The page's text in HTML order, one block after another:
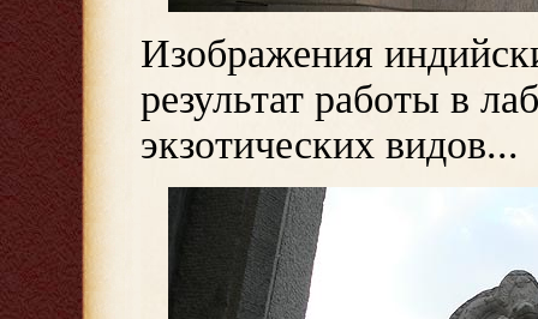
Изображения
результат работы в
экзотических видов...